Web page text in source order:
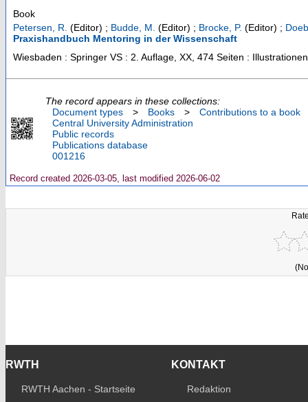
Book
Petersen, R. (Editor) ; Budde, M. (Editor) ; Brocke, P. (Editor) ;
Praxishandbuch Mentoring in der Wissenschaft
Wiesbaden : Springer VS : 2. Auflage, XX, 474 Seiten : Illustrationen
The record appears in these collections:
Document types
> Books >
Contributions to a book
Central University Administration
Public records
Publications database
001216
Record created 2026-03-05, last modified 2026-06-02
RWTH
RWTH Aachen - Startseite
KONTAKT
Redaktion